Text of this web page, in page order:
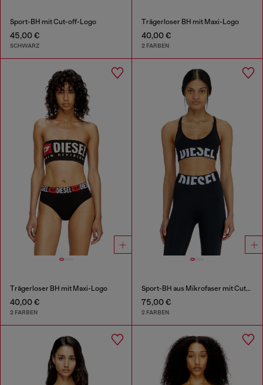
Sport-BH mit Cut-off-Logo
45,00 €
SCHWARZ
Trägerloser BH mit Maxi-Logo
40,00 €
2 FARBEN
Trägerloser BH mit Maxi-Logo
40,00 €
2 FARBEN
Sport-BH aus Mikrofaser mit Cut-off-Logo
75,00 €
2 FARBEN